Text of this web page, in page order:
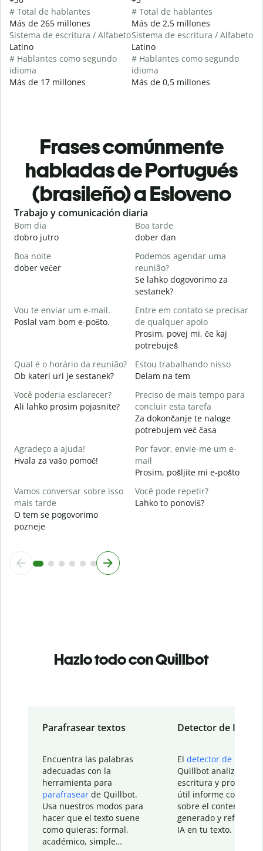
# Total de hablantes
Más de 265 millones
Sistema de escritura / Alfabeto
Latino
# Hablantes como segundo
idioma
Más de 17 millones
# Total de hablantes
Más de 2,5 millones
Sistema de escritura / Alfabeto
Latino
# Hablantes como segundo
idioma
Más de 0,5 millones
Frases comúnmente
habladas de Portugués
(brasileño) a Esloveno
Slide 1 of 6
Trabajo y comunicación diaria
Bom dia
dobro jutro
Boa tarde
dober dan
Boa noite
dober večer
Podemos agendar uma
reunião?
Se lahko dogovorimo za
sestanek?
Vou te enviar um e-mail.
Poslal vam bom e-pošto.
Entre em contato se precisar
de qualquer apoio
Prosim, povej mi, če kaj
potrebuješ
Qual é o horário da reunião?
Ob kateri uri je sestanek?
Estou trabalhando nisso
Delam na tem
Você poderia esclarecer?
Ali lahko prosim pojasnite?
Preciso de mais tempo para
concluir esta tarefa
Za dokončanje te naloge
potrebujem več časa
Agradeço a ajuda!
Hvala za vašo pomoč!
Por favor, envie-me um e-
mail
Prosim, pošljite mi e-pošto
Vamos conversar sobre isso
mais tarde
O tem se pogovorimo
pozneje
Você pode repetir?
Lahko to ponoviš?
Hazlo todo con Quillbot
Parafrasear textos
Encuentra las palabras
adecuadas con la
herramienta para
parafrasear de Quillbot.
Usa nuestros modos para
hacer que el texto suene
como quieras: formal,
académico, simple…
Detector de IA
El detector de IA
Quillbot analiza tu
escritura y
útil informe con
sobre el contenido
generado y refinado
IA en tu texto.